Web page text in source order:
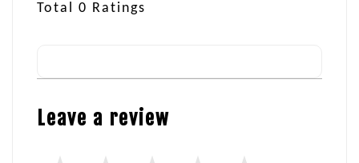
Total 0 Ratings
Leave a review